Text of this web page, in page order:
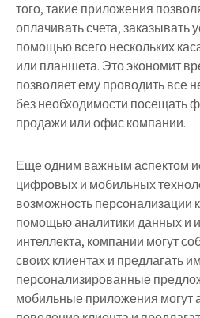
того, такие приложения
оплачивать счета, заказывать
помощью всего нескольких
или планшета. Это экономит
позволяет ему проводить все
без необходимости посещать
продажи или офис компании.
Еще одним важным аспектом
цифровых и мобильных
возможность персонализации
помощью аналитики данных и
интеллекта, компании могут
своих клиентах и предлагать
персонализированные
мобильные приложения могут